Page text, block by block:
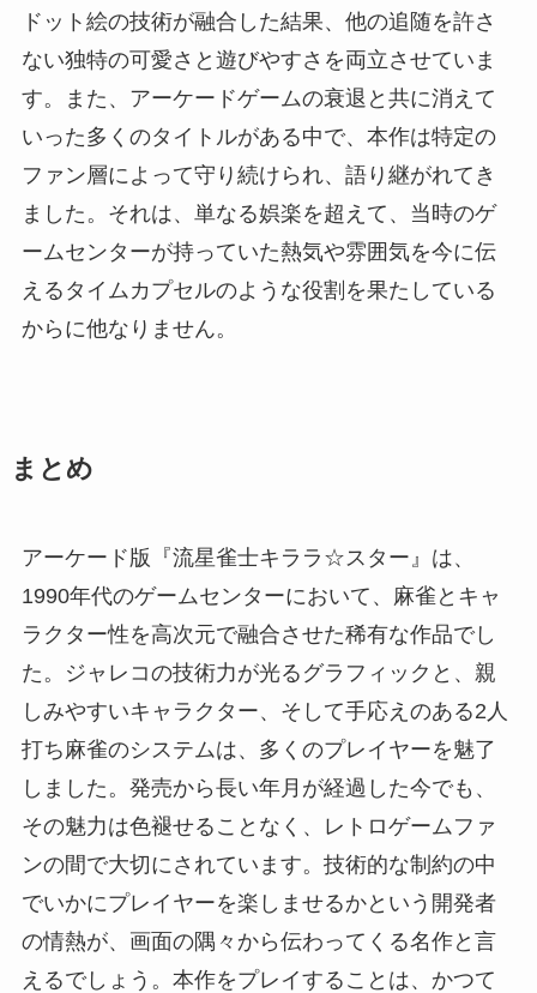
ドット絵の技術が融合した結果、他の追随を許さ
ない独特の可愛さと遊びやすさを両立させていま
す。また、アーケードゲームの衰退と共に消えて
いった多くのタイトルがある中で、本作は特定の
ファン層によって守り続けられ、語り継がれてき
ました。それは、単なる娯楽を超えて、当時のゲ
ームセンターが持っていた熱気や雰囲気を今に伝
えるタイムカプセルのような役割を果たしている
からに他なりません。
まとめ
アーケード版『流星雀士キララ☆スター』は、
1990年代のゲームセンターにおいて、麻雀とキャ
ラクター性を高次元で融合させた稀有な作品でし
た。ジャレコの技術力が光るグラフィックと、親
しみやすいキャラクター、そして手応えのある2人
打ち麻雀のシステムは、多くのプレイヤーを魅了
しました。発売から長い年月が経過した今でも、
その魅力は色褪せることなく、レトロゲームファ
ンの間で大切にされています。技術的な制約の中
でいかにプレイヤーを楽しませるかという開発者
の情熱が、画面の隅々から伝わってくる名作と言
えるでしょう。本作をプレイすることは、かつて